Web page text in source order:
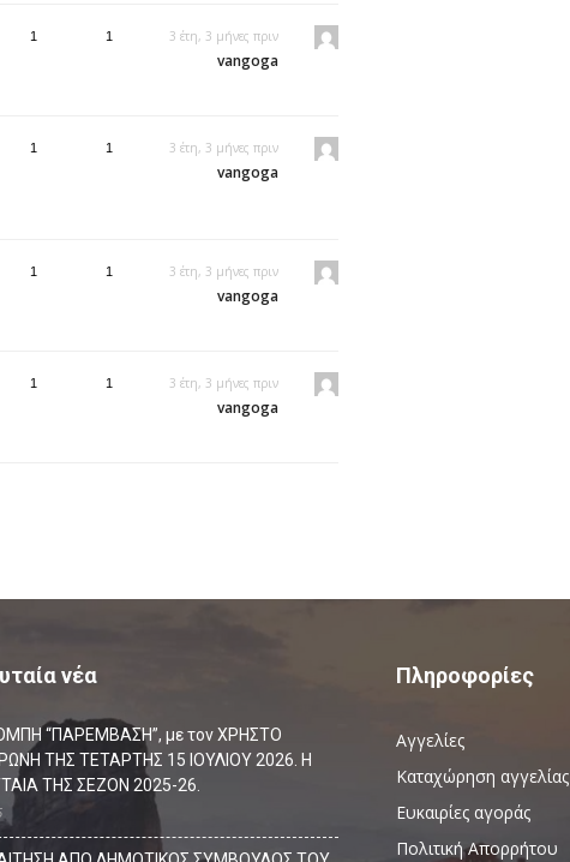
1 1 3 έτη, 3 μήνες πριν
vangoga
1 1 3 έτη, 3 μήνες πριν
vangoga
1 1 3 έτη, 3 μήνες πριν
vangoga
1 1 3 έτη, 3 μήνες πριν
vangoga
νέα
“ΠΑΡΕΜΒΑΣΗ”, με τον ΧΡΗΣΤΟ
ΤΗΣ ΤΕΤΑΡΤΗΣ 15 ΙΟΥΛΙΟΥ 2026. Η
ΤΗΣ ΣΕΖΟΝ 2025-26.
Πληροφορίες
Αγγελίες
Καταχώρηση αγγελίας
Ευκαιρίες αγοράς
Πολιτική Απορρήτου